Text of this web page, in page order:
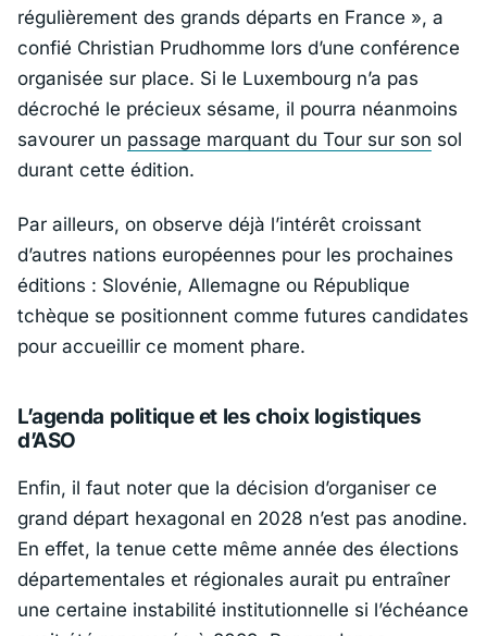
régulièrement des grands départs en France », a
confié Christian Prudhomme lors d’une conférence
organisée sur place. Si le Luxembourg n’a pas
décroché le précieux sésame, il pourra néanmoins
savourer un passage marquant du Tour sur son sol
durant cette édition.
Par ailleurs, on observe déjà l’intérêt croissant
d’autres nations européennes pour les prochaines
éditions : Slovénie, Allemagne ou République
tchèque se positionnent comme futures candidates
pour accueillir ce moment phare.
L’agenda politique et les choix logistiques
d’ASO
Enfin, il faut noter que la décision d’organiser ce
grand départ hexagonal en 2028 n’est pas anodine.
En effet, la tenue cette même année des élections
départementales et régionales aurait pu entraîner
une certaine instabilité institutionnelle si l’échéance